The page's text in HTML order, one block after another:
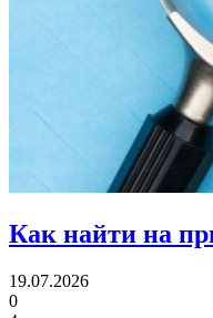
Как найти на
19.07.2026
0